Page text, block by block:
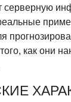
серверную
как они